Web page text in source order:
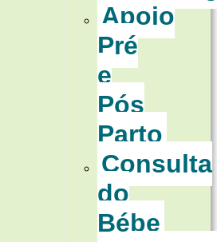
Apoio
Pré
e
Pós
Parto
Consulta
do
Bébe